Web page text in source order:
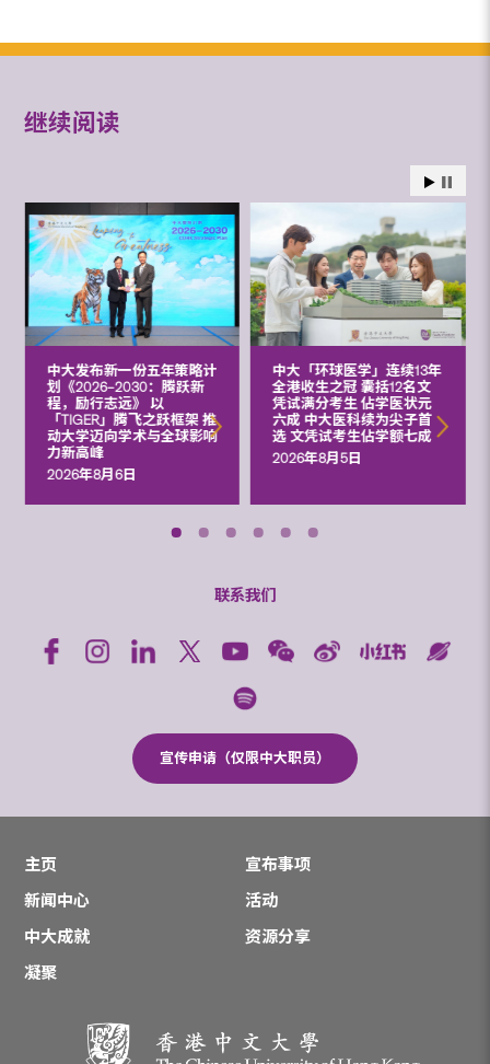
继续阅读
中大发布新一份五年策略计
划《2026‒2030：腾跃新
程，励行志远》 以
「TIGER」腾飞之跃框架 推
动大学迈向学术与全球影响
力新高峰
2026年8月6日
中大「环球医学」连续13年
全港收生之冠 囊括12名文
凭试满分考生 佔学医状元
六成 中大医科续为尖子首
选 文凭试考生佔学额七成
2026年8月5日
联系我们
宣传申请（仅限中大职员）
主页
宣布事项
新闻中心
活动
中大成就
资源分享
凝聚